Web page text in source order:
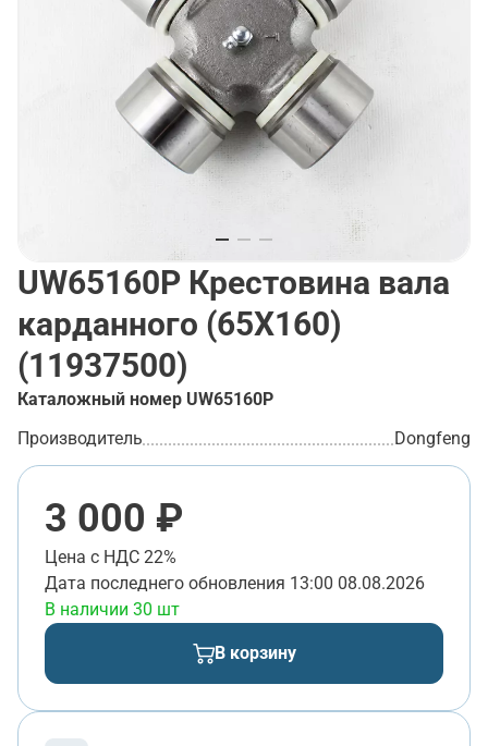
UW65160P Крестовина вала
карданного (65X160)
(11937500)
Каталожный номер UW65160P
Производитель
Dongfeng
3 000 ₽
Цена с НДС 22%
Дата последнего обновления 13:00 08.08.2026
В наличии 30 шт
В корзину